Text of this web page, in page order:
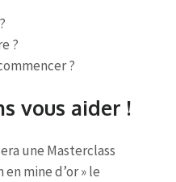
?
?
vous aider !
une Masterclass
mine d’or » le